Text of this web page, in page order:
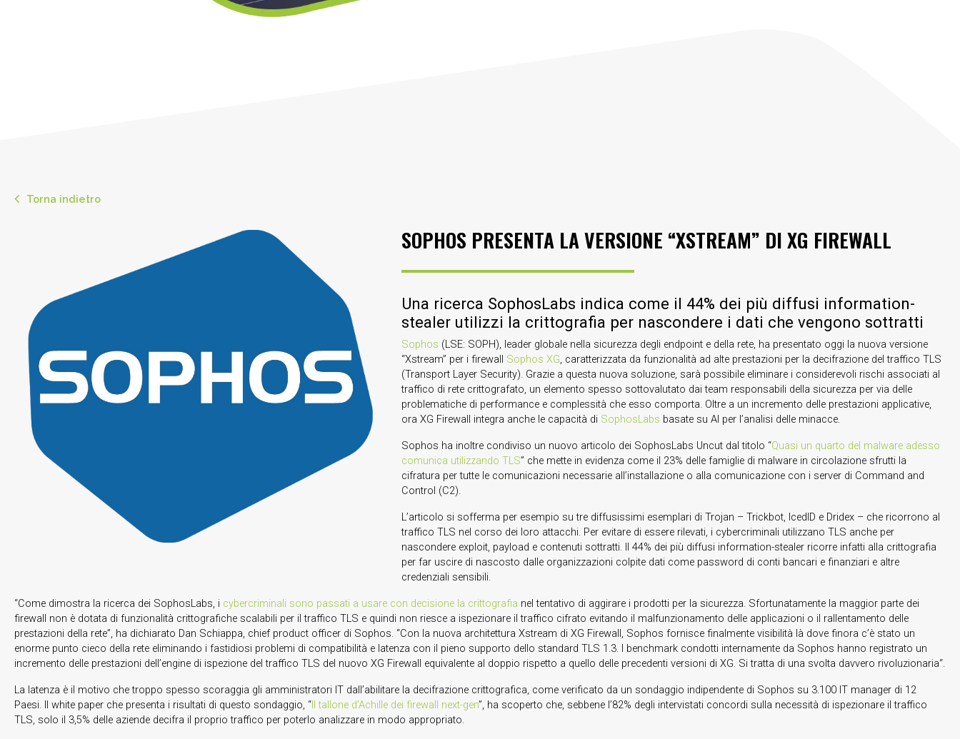
Torna indietro
SOPHOS PRESENTA LA VERSIONE “XSTREAM” DI XG FIREWALL
Una ricerca SophosLabs indica come il 44% dei più diffusi information-
stealer utilizzi la crittografia per nascondere i dati che vengono sottratti
Sophos (LSE: SOPH), leader globale nella sicurezza degli endpoint e della rete, ha presentato oggi la nuova versione
“Xstream” per i firewall Sophos XG, caratterizzata da funzionalità ad alte prestazioni per la decifrazione del traffico TLS
(Transport Layer Security). Grazie a questa nuova soluzione, sarà possibile eliminare i considerevoli rischi associati al
traffico di rete crittografato, un elemento spesso sottovalutato dai team responsabili della sicurezza per via delle
problematiche di performance e complessità che esso comporta. Oltre a un incremento delle prestazioni applicative,
ora XG Firewall integra anche le capacità di SophosLabs basate su AI per l’analisi delle minacce.
Sophos ha inoltre condiviso un nuovo articolo dei SophosLabs Uncut dal titolo “Quasi un quarto del malware adesso
comunica utilizzando TLS” che mette in evidenza come il 23% delle famiglie di malware in circolazione sfrutti la
cifratura per tutte le comunicazioni necessarie all’installazione o alla comunicazione con i server di Command and
Control (C2).
L’articolo si sofferma per esempio su tre diffusissimi esemplari di Trojan – Trickbot, IcedID e Dridex – che ricorrono al
traffico TLS nel corso dei loro attacchi. Per evitare di essere rilevati, i cybercriminali utilizzano TLS anche per
nascondere exploit, payload e contenuti sottratti. Il 44% dei più diffusi information-stealer ricorre infatti alla crittografia
per far uscire di nascosto dalle organizzazioni colpite dati come password di conti bancari e finanziari e altre
credenziali sensibili.
“Come dimostra la ricerca dei SophosLabs, i cybercriminali sono passati a usare con decisione la crittografia nel tentativo di aggirare i prodotti per la sicurezza. Sfortunatamente la maggior parte dei
firewall non è dotata di funzionalità crittografiche scalabili per il traffico TLS e quindi non riesce a ispezionare il traffico cifrato evitando il malfunzionamento delle applicazioni o il rallentamento delle
prestazioni della rete”, ha dichiarato Dan Schiappa, chief product officer di Sophos. “Con la nuova architettura Xstream di XG Firewall, Sophos fornisce finalmente visibilità là dove finora c’è stato un
enorme punto cieco della rete eliminando i fastidiosi problemi di compatibilità e latenza con il pieno supporto dello standard TLS 1.3. I benchmark condotti internamente da Sophos hanno registrato un
incremento delle prestazioni dell’engine di ispezione del traffico TLS del nuovo XG Firewall equivalente al doppio rispetto a quello delle precedenti versioni di XG. Si tratta di una svolta davvero rivoluzionaria“.
La latenza è il motivo che troppo spesso scoraggia gli amministratori IT dall’abilitare la decifrazione crittografica, come verificato da un sondaggio indipendente di Sophos su 3.100 IT manager di 12
Paesi. Il white paper che presenta i risultati di questo sondaggio, “ Il tallone d’Achille dei firewall next-gen”, ha scoperto che, sebbene l’82% degli intervistati concordi sulla necessità di ispezionare il traffico
TLS, solo il 3,5% delle aziende decifra il proprio traffico per poterlo analizzare in modo appropriato.